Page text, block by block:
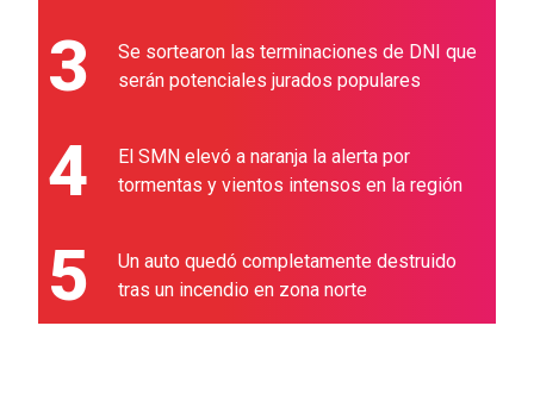
3
Se sortearon las terminaciones de DNI que
serán potenciales jurados populares
4
El SMN elevó a naranja la alerta por
tormentas y vientos intensos en la región
5
Un auto quedó completamente destruido
tras un incendio en zona norte